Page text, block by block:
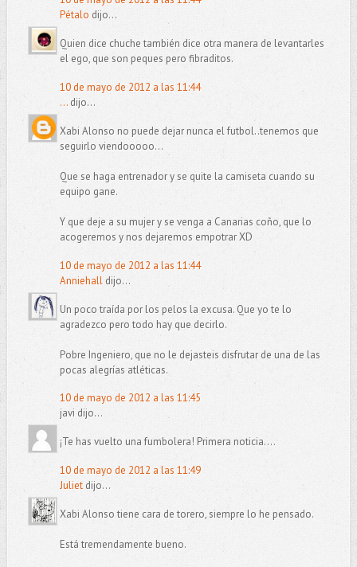
Pétalo dijo...
Quien dice chuche también dice otra manera de levantarles
el ego, que son peques pero fibraditos.
10 de mayo de 2012 a las 11:44
...dijo...
Xabi Alonso no puede dejar nunca el futbol..tenemos que
seguirlo viendooooo...
Que se haga entrenador y se quite la camiseta cuando su
equipo gane.
Y que deje a su mujer y se venga a Canarias coño, que lo
acogeremos y nos dejaremos empotrar XD
10 de mayo de 2012 a las 11:44
Anniehalldijo...
Un poco traída por los pelos la excusa. Que yo te lo
agradezco pero todo hay que decirlo.
Pobre Ingeniero, que no le dejasteis disfrutar de una de las
pocas alegrías atléticas.
10 de mayo de 2012 a las 11:45
javi dijo...
¡Te has vuelto una fumbolera! Primera noticia....
10 de mayo de 2012 a las 11:49
Julietdijo...
Xabi Alonso tiene cara de torero, siempre lo he pensado.
Está tremendamente bueno.